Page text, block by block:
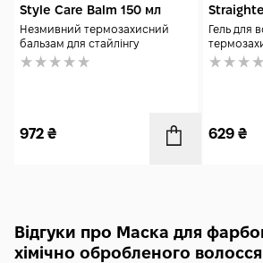
Style Care Balm 150 мл
Незмивний термозахисний
бальзам для стайлінгу
972 ₴
Гель для
629 ₴
Відгуки про Маска для
хімічно обробленого